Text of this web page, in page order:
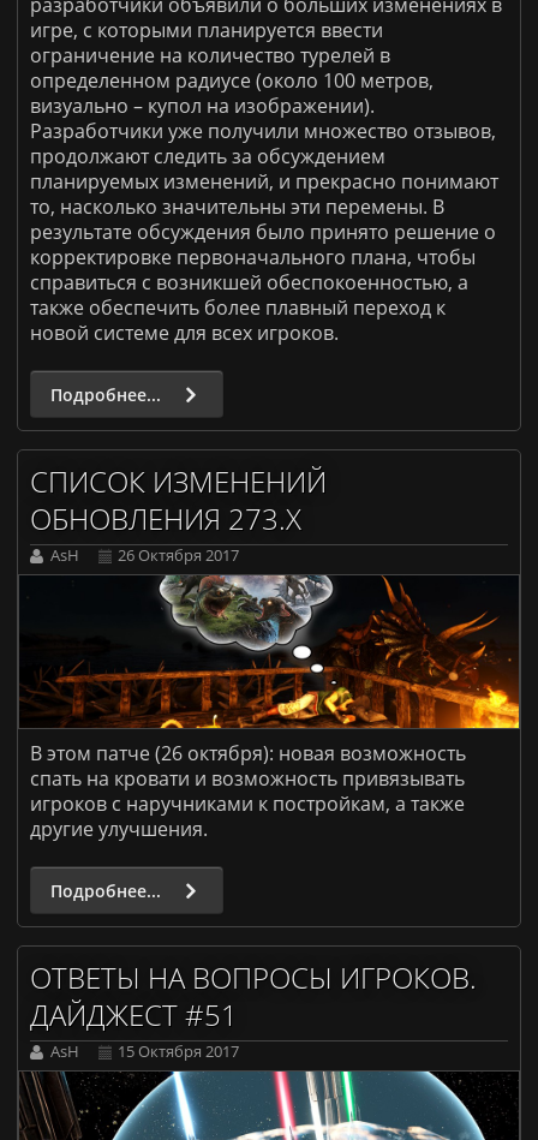
игре, с которыми планируется ввести
ограничение на количество турелей в
определенном радиусе (около 100 метров,
визуально – купол на изображении).
Разработчики уже получили множество отзывов,
продолжают следить за обсуждением
планируемых изменений, и прекрасно понимают
то, насколько значительны эти перемены. В
результате обсуждения было принято решение о
корректировке первоначального плана, чтобы
справиться с возникшей обеспокоенностью, а
также обеспечить более плавный переход к
новой системе для всех игроков.
Подробнее...
СПИСОК ИЗМЕНЕНИЙ
ОБНОВЛЕНИЯ 273.X
AsH 26 Октября 2017
В этом патче (26 октября): новая возможность
спать на кровати и возможность привязывать
игроков с наручниками к постройкам, а также
другие улучшения.
Подробнее...
ОТВЕТЫ НА ВОПРОСЫ ИГРОКОВ.
ДАЙДЖЕСТ #51
AsH 15 Октября 2017